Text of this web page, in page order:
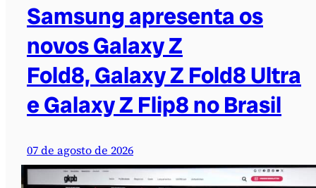
Samsung apresenta os
novos Galaxy Z
Fold8, Galaxy Z Fold8 Ultra
e Galaxy Z Flip8 no Brasil
07 de agosto de 2026